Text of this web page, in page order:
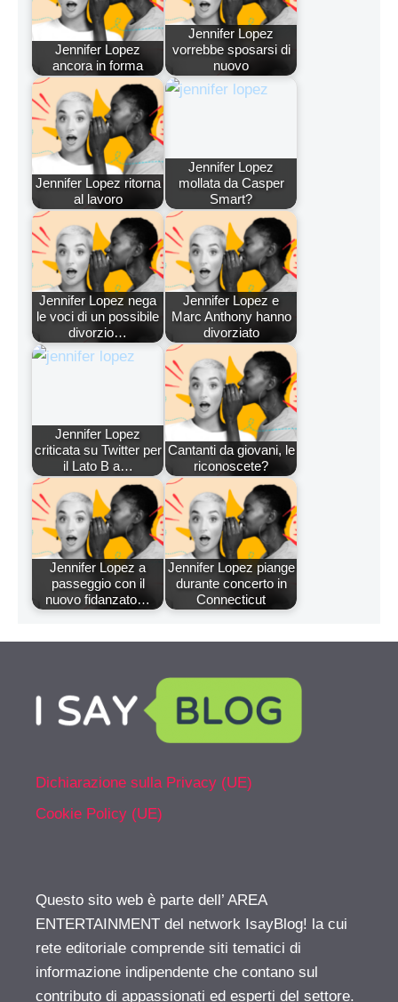
Jennifer Lopez
ancora in forma
Jennifer Lopez
vorrebbe sposarsi di
nuovo
Jennifer Lopez ritorna
al lavoro
Jennifer Lopez
mollata da Casper
Smart?
Jennifer Lopez nega
le voci di un possibile
divorzio…
Jennifer Lopez e
Marc Anthony hanno
divorziato
Jennifer Lopez
criticata su Twitter per
il Lato B a…
Cantanti da giovani, le
riconoscete?
Jennifer Lopez a
passeggio con il
nuovo fidanzato…
Jennifer Lopez piange
durante concerto in
Connecticut
Dichiarazione sulla Privacy (UE)
Cookie Policy (UE)
Questo sito web è parte dell’ AREA
ENTERTAINMENT del network IsayBlog! la cui
rete editoriale comprende siti tematici di
informazione indipendente che contano sul
contributo di appassionati ed esperti del settore.